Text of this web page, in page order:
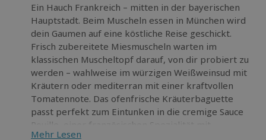
Ein Hauch Frankreich – mitten in der bayerischen
Hauptstadt. Beim Muscheln essen in München wird
dein Gaumen auf eine köstliche Reise geschickt.
Frisch zubereitete Miesmuscheln warten im
klassischen Muscheltopf darauf, von dir probiert zu
werden – wahlweise im würzigen Weißweinsud mit
Kräutern oder mediterran mit einer kraftvollen
Tomatennote. Das ofenfrische Kräuterbaguette
passt perfekt zum Eintunken in die cremige Sauce
Rouille, einer französischen Spezialität mit
Knoblauch und Safran. Dazu genießt du einen
Mehr Lesen